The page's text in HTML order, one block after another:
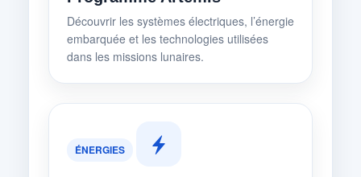
Découvrir les systèmes électriques, l’énergie
embarquée et les technologies utilisées
dans les missions lunaires.
ÉNERGIES